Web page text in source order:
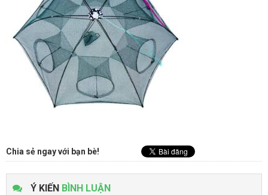
Chia sẻ ngay với bạn bè!
Ý KIẾN BÌNH LUẬN